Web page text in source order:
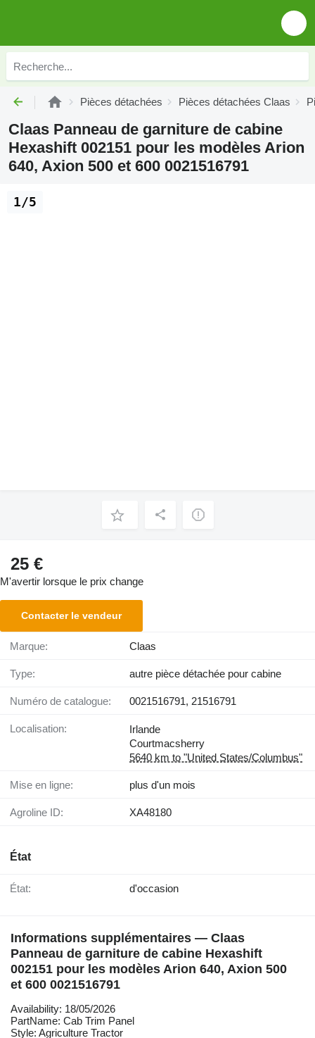
Pièces détachées Pièces détachées Claas
Claas Panneau de garniture de cabine
Hexashift 002151 pour les modèles Arion
640, Axion 500 et 600 0021516791
1/5
25 €
M'avertir lorsque le prix change
Contacter le vendeur
Marque: Claas
Type: autre pièce détachée pour cabine
Numéro de catalogue: 0021516791, 21516791
Localisation:
Irlande
Courtmacsherry
5640 km to "United States/Columbus"
Mise en ligne: plus d'un mois
Agroline ID: XA48180
État
État: d'occasion
Informations supplémentaires — Claas
Panneau de garniture de cabine Hexashift
002151 pour les modèles Arion 640, Axion 500
et 600 0021516791
Availability: 18/05/2026
PartName: Cab Trim Panel
Style: Agriculture Tractor